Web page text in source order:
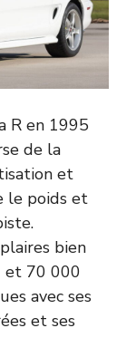
R en 1995
de la
et
le poids et
bien
et 70 000
avec ses
et ses